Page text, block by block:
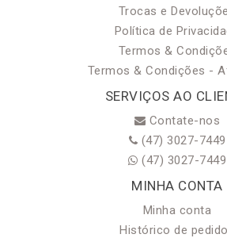
Trocas e
Política de
Termos &
Termos & Condições -
SERVIÇOS AO
Contate-nos
(47) 3027-7449
(47) 3027-7449
MINHA CONTA
Minha conta
Histórico de